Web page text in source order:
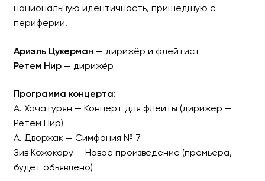
«Хачатурян — Дворжак
СИМФОНИЧЕСКИЙ
национальную идентичность, пришедшую с
периферии.
Ариэль Цукерман — дирижёр и флейтист
Ретем Нир— дирижёр
Программа концерта:
А. Хачатурян — Концерт для флейты (дирижёр —
Ретем Нир)
А. Дворжак — Симфония № 7
Зив Кожокару — Новое произведение (премьера,
будет объявлено)